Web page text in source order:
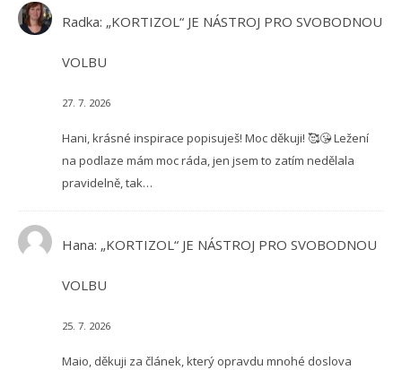
Radka: „KORTIZOL“ JE NÁSTROJ PRO SVOBODNOU
VOLBU
27. 7. 2026
Hani, krásné inspirace popisuješ! Moc děkuji! 🥰😘 Ležení
na podlaze mám moc ráda, jen jsem to zatím nedělala
pravidelně, tak…
Hana: „KORTIZOL“ JE NÁSTROJ PRO SVOBODNOU
VOLBU
25. 7. 2026
Maio, děkuji za článek, který opravdu mnohé doslova